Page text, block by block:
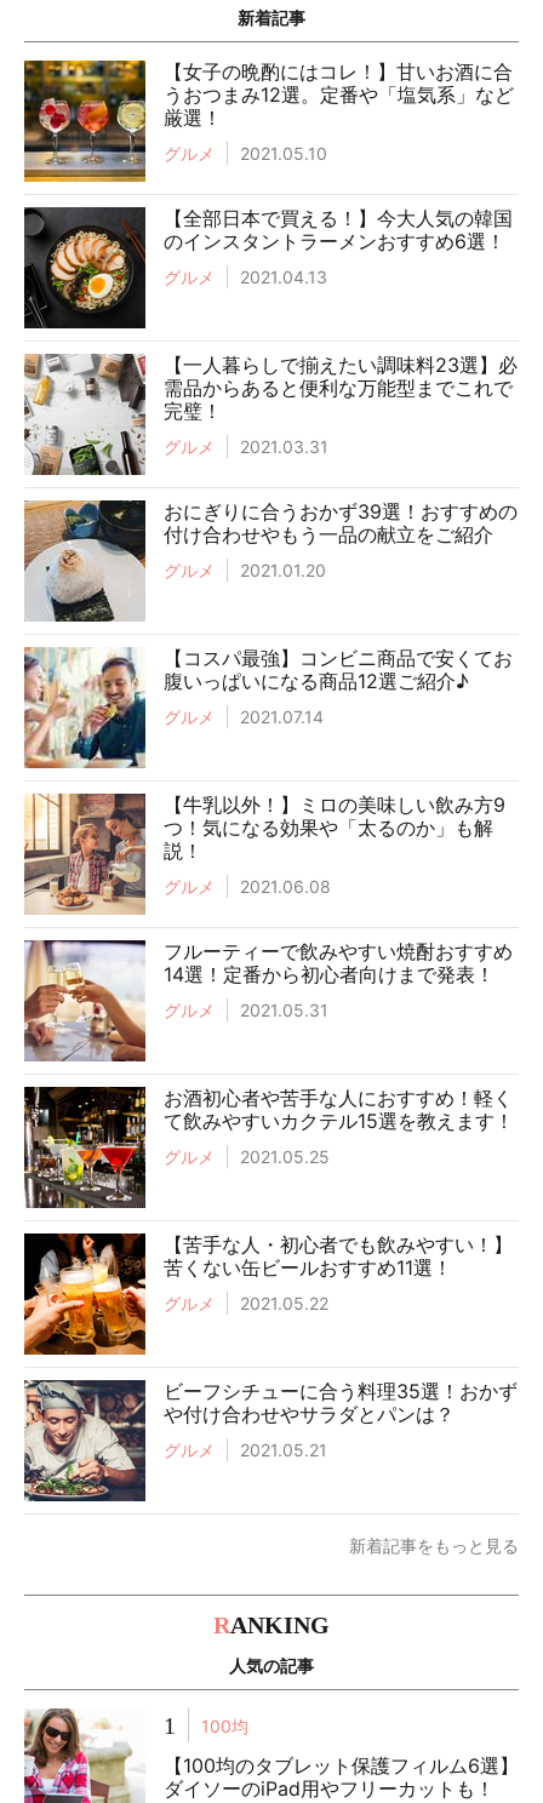
新着記事
【女子の晩酌にはコレ！】甘いお酒に合
うおつまみ12選。定番や「塩気系」など
厳選！
グルメ 2021.05.10
【全部日本で買える！】今大人気の韓国
のインスタントラーメンおすすめ6選！
グルメ 2021.04.13
【一人暮らしで揃えたい調味料23選】必
需品からあると便利な万能型までこれで
完璧！
グルメ 2021.03.31
おにぎりに合うおかず39選！おすすめの
付け合わせやもう一品の献立をご紹介
グルメ 2021.01.20
【コスパ最強】コンビニ商品で安くてお
腹いっぱいになる商品12選ご紹介♪
グルメ 2021.07.14
【牛乳以外！】ミロの美味しい飲み方9
つ！気になる効果や「太るのか」も解
説！
グルメ 2021.06.08
フルーティーで飲みやすい焼酎おすすめ
14選！定番から初心者向けまで発表！
グルメ 2021.05.31
お酒初心者や苦手な人におすすめ！軽く
て飲みやすいカクテル15選を教えます！
グルメ 2021.05.25
【苦手な人・初心者でも飲みやすい！】
苦くない缶ビールおすすめ11選！
グルメ 2021.05.22
ビーフシチューに合う料理35選！おかず
や付け合わせやサラダとパンは？
グルメ 2021.05.21
新着記事をもっと見る
RANKING
人気の記事
1 100均
【100均のタブレット保護フィルム6選】
ダイソーのiPad用やフリーカットも！